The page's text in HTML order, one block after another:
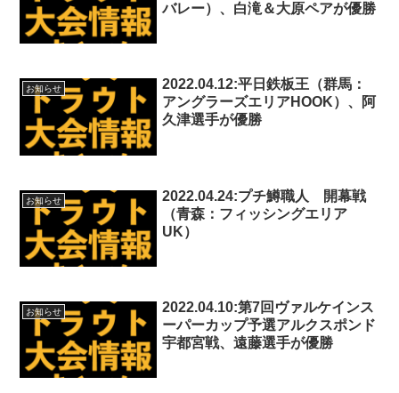
バレー）、白滝＆大原ペアが優勝
お知らせ
2022.04.12:平日鉄板王（群馬：
アングラーズエリアHOOK）、阿
久津選手が優勝
お知らせ
2022.04.24:プチ鱒職人 開幕戦
（青森：フィッシングエリア
UK）
お知らせ
2022.04.10:第7回ヴァルケインス
ーパーカップ予選アルクスポンド
宇都宮戦、遠藤選手が優勝